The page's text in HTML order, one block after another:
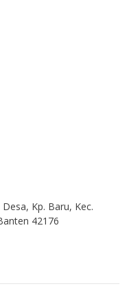
Kp. Baru, Kec.
42176